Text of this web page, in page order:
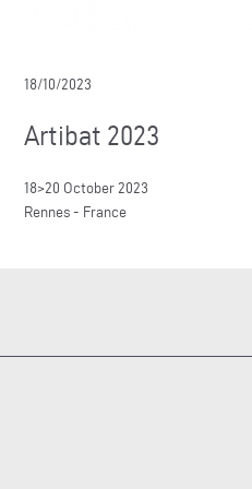
18/10/2023
Artibat 2023
18>20 October 2023
Rennes - France